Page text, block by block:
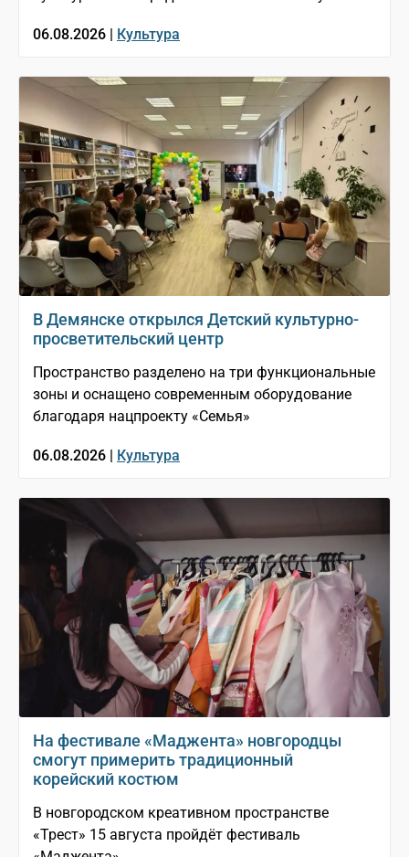
06.08.2026 | Культура
В Демянске открылся Детский культурно-
просветительский центр
Пространство разделено на три функциональные
зоны и оснащено современным оборудование
благодаря нацпроекту «Семья»
06.08.2026 | Культура
На фестивале «Маджента» новгородцы
смогут примерить традиционный
корейский костюм
В новгородском креативном пространстве
«Трест» 15 августа пройдёт фестиваль